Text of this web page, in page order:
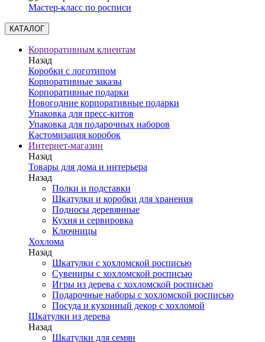
Мастер-класс по росписи
КАТАЛОГ
Корпоративным клиентам
Назад
Коробки с логотипом
Корпоративные заказы
Корпоративные подарки
Новогодние корпоративные подарки
Упаковка для пресс-китов
Упаковка для подарочных наборов
Кастомизация коробок
Интернет-магазин
Назад
Товары для дома и интерьера
Назад
Полки и подставки
Шкатулки и коробки для хранения
Подносы деревянные
Кухня и сервировка
Ключницы
Хохлома
Назад
Шкатулки с хохломской росписью
Сувениры с хохломской росписью
Игры из дерева с хохломской росписью
Подарочные наборы с хохломской росписью
Посуда и кухонный декор с хохломой
Шкатулки из дерева
Назад
Шкатулки для семян